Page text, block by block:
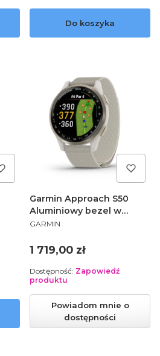
Do koszyka
Garmin Approach S50
Aluminiowy bezel w
kolorze Cream Gold z
ComforFit w kolorze Ivory
PRODUCENT
GARMIN
Cena
1 719,00 zł
Powiadom mnie o
dostępności
Dostępność: Zapowiedź
produktu